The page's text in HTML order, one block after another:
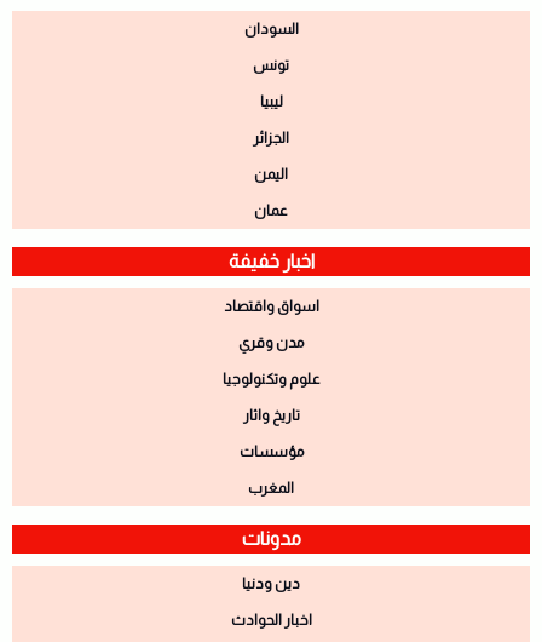
السودان
تونس
ليبيا
الجزائر
اليمن
عمان
اخبار خفيفة
اسواق واقتصاد
مدن وقري
علوم وتكنولوجيا
تاريخ واثار
مؤسسات
المغرب
مدونات
دين ودنيا
اخبار الحوادث